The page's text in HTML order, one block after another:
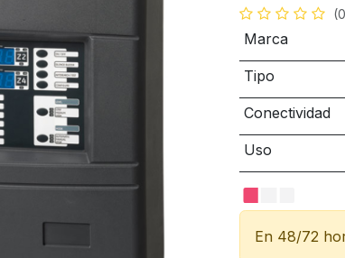
Marca
Tipo
Conectividad
Uso
En 48/72